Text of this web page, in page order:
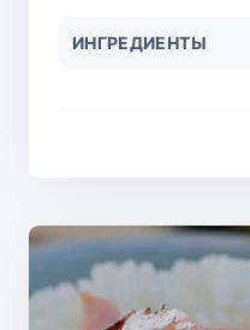
ИНГРЕДИЕНТЫ